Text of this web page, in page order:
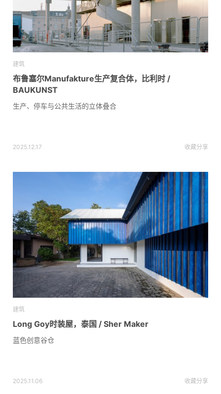
建筑
布鲁塞尔Manufakture生产复合体，比利时 /
BAUKUNST
生产、停车与公共生活的立体叠合
2025.12.17 收藏分享
建筑
Long Goy时装屋，泰国 / Sher Maker
蓝色创意谷仓
2025.11.06 收藏分享